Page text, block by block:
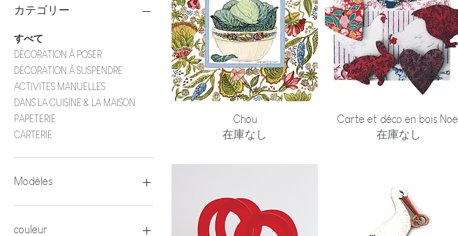
カテゴリー
すべて
DÉCORATION À POSER
DÉCORATION À SUSPENDRE
ACTIVITES MANUELLES
DANS LA CUISINE & LA MAISON
PAPETERIE
CARTERIE
Modèles
Alice
Alsacien
couleur
クイックビュー
Chou
在庫なし
クイックビュー
Carte et déco en bois Noël
在庫なし